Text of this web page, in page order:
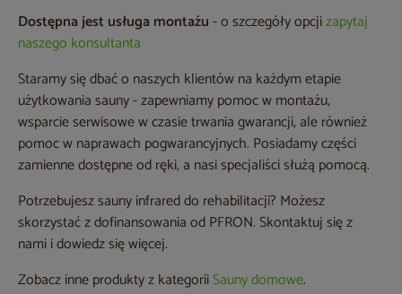
Dostępna jest usługa montażu- o szczegóły opcjizapytaj
naszego konsultanta
Staramy się dbać o naszych klientów na każdym etapie
użytkowania sauny - zapewniamy pomoc w montażu,
wsparcie serwisowe w czasie trwania gwarancji, ale również
pomoc w naprawach pogwarancyjnych. Posiadamy części
zamienne dostępne od ręki, a nasi specjaliści służą pomocą.
Potrzebujesz sauny infrared do rehabilitacji? Możesz
skorzystać z dofinansowania od PFRON. Skontaktuj się z
nami i dowiedz się więcej.
Zobacz inne produkty z kategoriiSauny domowe.